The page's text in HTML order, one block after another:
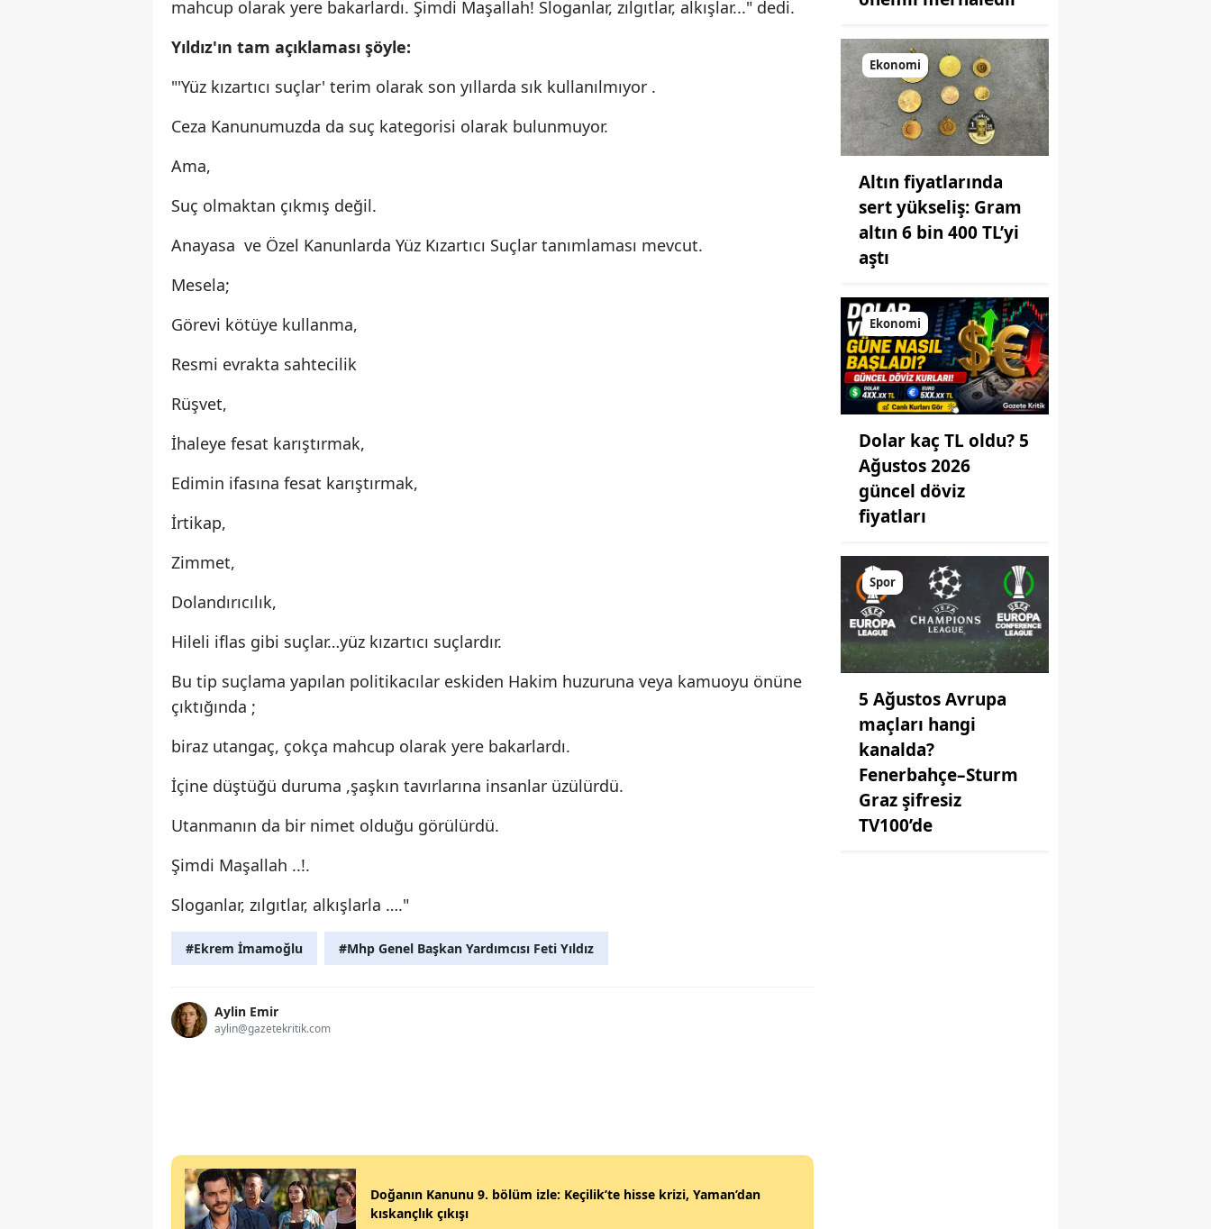
mahcup olarak yere bakarlardı. Şimdi Maşallah! Sloganlar, zılgıtlar, alkışlar..." dedi.
Yıldız'ın tam açıklaması şöyle:
"'Yüz kızartıcı suçlar' terim olarak son yıllarda sık kullanılmıyor .
Ceza Kanunumuzda da suç kategorisi olarak bulunmuyor.
Ama,
Suç olmaktan çıkmış değil.
Anayasa ve Özel Kanunlarda Yüz Kızartıcı Suçlar tanımlaması mevcut.
Mesela;
Görevi kötüye kullanma,
Resmi evrakta sahtecilik
Rüşvet,
İhaleye fesat karıştırmak,
Edimin ifasına fesat karıştırmak,
İrtikap,
Zimmet,
Dolandırıcılık,
Hileli iflas gibi suçlar…yüz kızartıcı suçlardır.
Bu tip suçlama yapılan politikacılar eskiden Hakim huzuruna veya kamuoyu önüne
çıktığında ;
biraz utangaç, çokça mahcup olarak yere bakarlardı.
İçine düştüğü duruma ,şaşkın tavırlarına insanlar üzülürdü.
Utanmanın da bir nimet olduğu görülürdü.
Şimdi Maşallah ..!.
Sloganlar, zılgıtlar, alkışlarla …."
#Ekrem İmamoğlu #Mhp Genel Başkan Yardımcısı Feti Yıldız
Aylin Emir
aylin@gazetekritik.com
Doğanın Kanunu 9. bölüm izle: Keçilik’te hisse krizi, Yaman’dan
kıskançlık çıkışı
Ekonomi
Altın fiyatlarında
sert yükseliş: Gram
altın 6 bin 400 TL’yi
aştı
Ekonomi
Dolar kaç TL oldu? 5
Ağustos 2026
güncel döviz
fiyatları
Spor
5 Ağustos Avrupa
maçları hangi
kanalda?
Fenerbahçe–Sturm
Graz şifresiz
TV100’de